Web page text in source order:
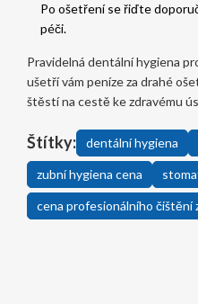
Po ošetření se řiďte
péči.
Pravidelná dentální hygiena
ušetří vám peníze za drahé
štěstí na cestě ke zdravému
Štítky: dentální hygiena
zubní hygiena cena
cena profesionálního čištění